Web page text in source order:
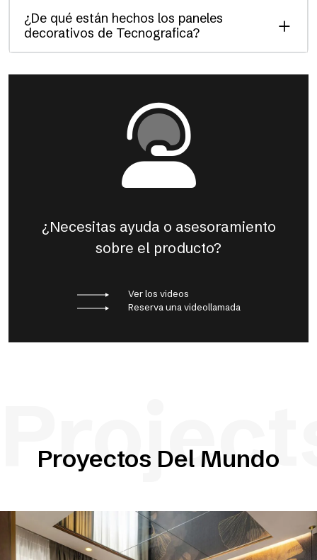
¿De qué están hechos los paneles
decorativos de Tecnografica?
¿Necesitas ayuda o asesoramiento
sobre el producto?
Ver los videos
Reserva una videollamada
Proyectos Del Mundo